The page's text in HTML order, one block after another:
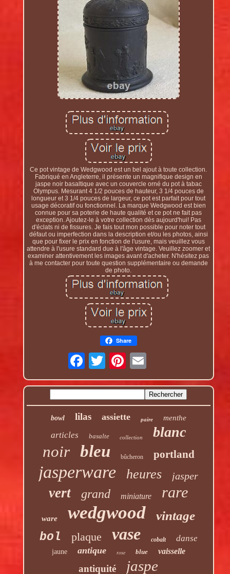
Ce pot vintage de Wedgwood est un bel ajout à toute collection.
Fabriqué en Angleterre, il présente un magnifique design en
jaspe noir basaltique avec un couvercle orné du pot à tabac
Olympus. Mesurant 4 1/2 pouces de hauteur, 3 1/4 pouces de
longueur et 3 1/4 pouces de largeur, ce pot est parfait pour tout
usage décoratif ou fonctionnel. La marque Wedgwood est bien
connue pour sa poterie de haute qualité et ce pot ne fait pas
exception. Ajoutez-le à votre collection dès aujourd'hui! Pas
d'éclats ni de fissures. Je fais tout mon possible pour noter tout
défaut ou imperfection dans la description et/ou les photos, ainsi
que pour fixer le prix en fonction de l'usure, mais veuillez vous
attendre à l'usure standard due à l'âge vintage. Veuillez zoomer et
examiner attentivement les images avant d'acheter. N'hésitez pas
à me contacter pour toute question supplémentaire ou demande
de photo.
Share
bowl lilas assiette paire menthe
articles basalte collection blanc
noir bleu bûcheron portland
jasperware heures jasper
vert grand miniature rare
ware wedgwood vintage
bol plaque vase cobalt danse
jaune antique rose blue vaisselle
antiquité jaspe